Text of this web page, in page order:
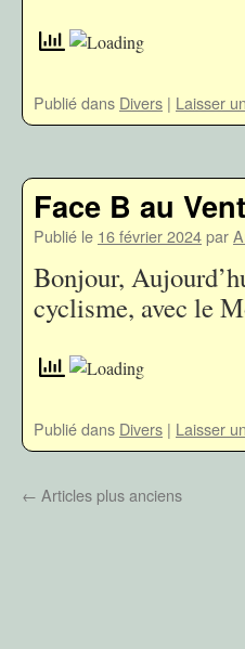
Publié dans Divers | Laisser
Face B au
Publié le 16 février 2024par
Bonjour,
cyclisme, avec le
Publié dans Divers | Laisser
← Articles plus anciens